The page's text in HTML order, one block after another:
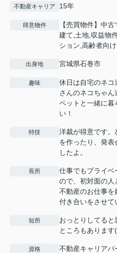
不動産キャリア 15年
得意物件
【売買物件】中
建て,土地,収益物
ション,高齢者向
出身地 宮城県石巻市
趣味
休日は自宅のネコ
さんのネコちゃ
ペットと一緒に暮
い！
特技
洋裁が得意です。
を作ったり、発表
したよ。
長所
仕事でもプライベ
ので、初対面の人
不動産のお仕事を
付き合いをさせて
短所
おっとりしてる
ところもあります
資格 不動産キャリアパ